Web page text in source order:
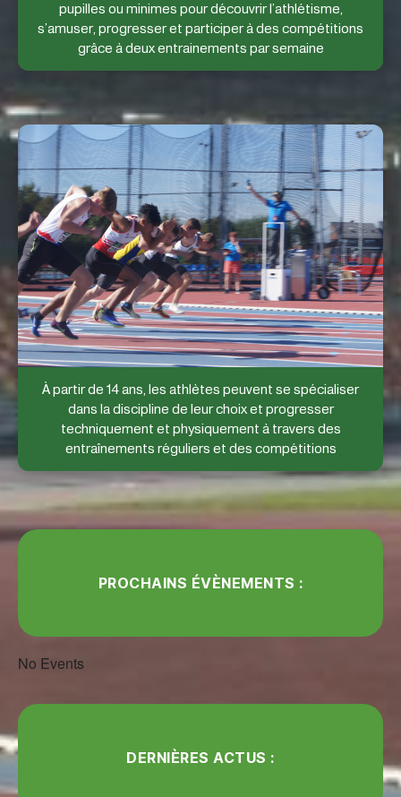
pupilles ou minimes pour découvrir l’athlétisme,
s’amuser, progresser et participer à des compétitions
grâce à deux entrainements par semaine
À partir de 14 ans, les athlètes peuvent se spécialiser
dans la discipline de leur choix et progresser
techniquement et physiquement à travers des
entraînements réguliers et des compétitions
PROCHAINS ÉVÈNEMENTS :
No Events
DERNIÈRES ACTUS :